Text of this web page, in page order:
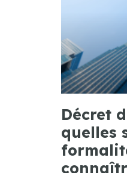
Décret
quelles